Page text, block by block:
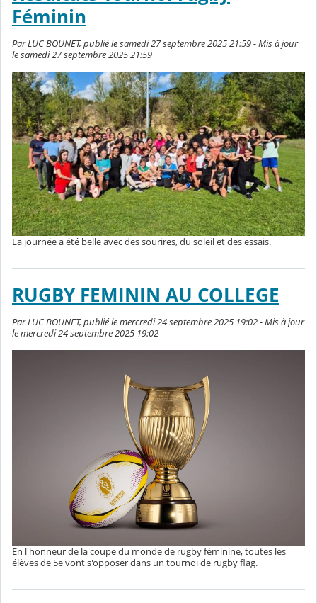
Féminin
Par LUC BOUNET, publié le samedi 27 septembre 2025 21:59 - Mis à jour
le samedi 27 septembre 2025 21:59
La journée a été belle avec des sourires, du soleil et des essais.
RUGBY FEMININ AU COLLEGE
Par LUC BOUNET, publié le mercredi 24 septembre 2025 19:02 - Mis à jour
le mercredi 24 septembre 2025 19:02
En l'honneur de la coupe du monde de rugby féminine, toutes les
élèves de 5e vont s'opposer dans un tournoi de rugby flag.